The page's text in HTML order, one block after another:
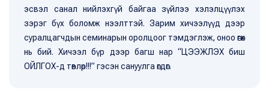
эсвэл санал нийлэхгүй байгаа зүйлээ хэлэлцүүлэх
зэрэг бүх боломж нээлттэй. Зарим хичээлүүд дээр
суралцагчдын семинарын оролцоог тэмдэглэж, оноо өгөх
нь бий. Хичээл бүр дээр багш нар “ЦЭЭЖЛЭХ биш
ОЙЛГОХ-д төвлөр!!!” гэсэн сануулга өгдөг.